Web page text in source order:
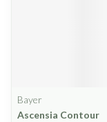
Bayer
Ascensia Contour